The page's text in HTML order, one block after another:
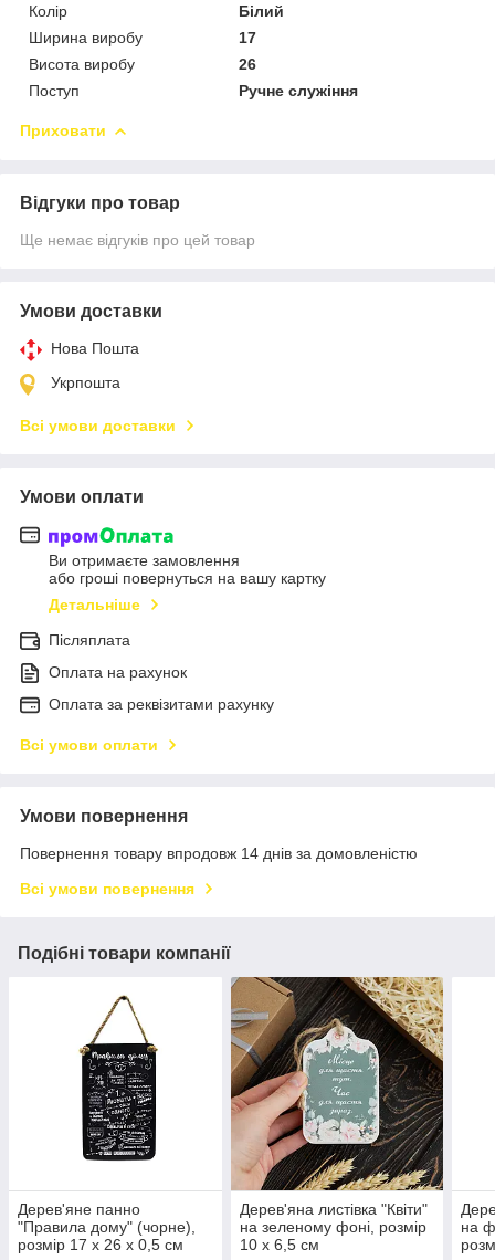
Колір
Білий
Ширина виробу
17
Висота виробу
26
Поступ
Ручне служіння
Приховати
Відгуки про товар
Ще немає відгуків про цей товар
Умови доставки
Нова Пошта
Укрпошта
Всі умови доставки
Умови оплати
Ви отримаєте замовлення
або гроші повернуться на вашу картку
Детальніше
Післяплата
Оплата на рахунок
Оплата за реквізитами рахунку
Всі умови оплати
Умови повернення
Повернення товару впродовж 14 днів за домовленістю
Всі умови повернення
Подібні товари компанії
Дерев'яне панно
"Правила дому" (чорне),
розмір 17 х 26 х 0,5 cм
Дерев'яна листівка "Квіти"
на зеленому фоні, розмір
10 х 6,5 см
на